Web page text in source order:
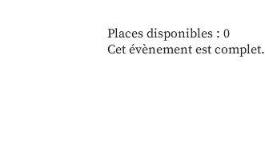
Places disponibles : 0
Cet évènement est complet.